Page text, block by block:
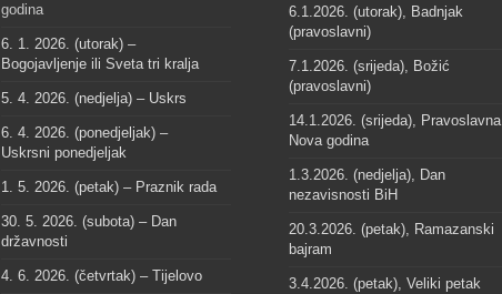
godina
6. 1. 2026. (utorak) –
Bogojavljenje ili Sveta tri kralja
5. 4. 2026. (nedjelja) – Uskrs
6. 4. 2026. (ponedjeljak) –
Uskrsni ponedjeljak
1. 5. 2026. (petak) – Praznik rada
30. 5. 2026. (subota) – Dan
državnosti
4. 6. 2026. (četvrtak) – Tijelovo
6.1.2026. (utorak), Badnjak
(pravoslavni)
7.1.2026. (srijeda), Božić
(pravoslavni)
14.1.2026. (srijeda), Pravoslavna
Nova godina
1.3.2026. (nedjelja), Dan
nezavisnosti BiH
20.3.2026. (petak), Ramazanski
bajram
3.4.2026. (petak), Veliki petak